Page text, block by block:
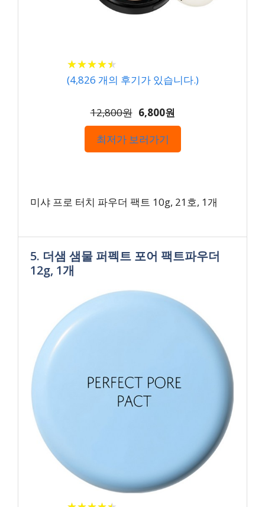
★★★★★
★★★★★
(4,826 개의 후기가 있습니다.)
12,800원 6,800원
최저가 보러가기
미샤 프로 터치 파우더 팩트 10g, 21호, 1개
5. 더샘 샘물 퍼펙트 포어 팩트파우더
12g, 1개